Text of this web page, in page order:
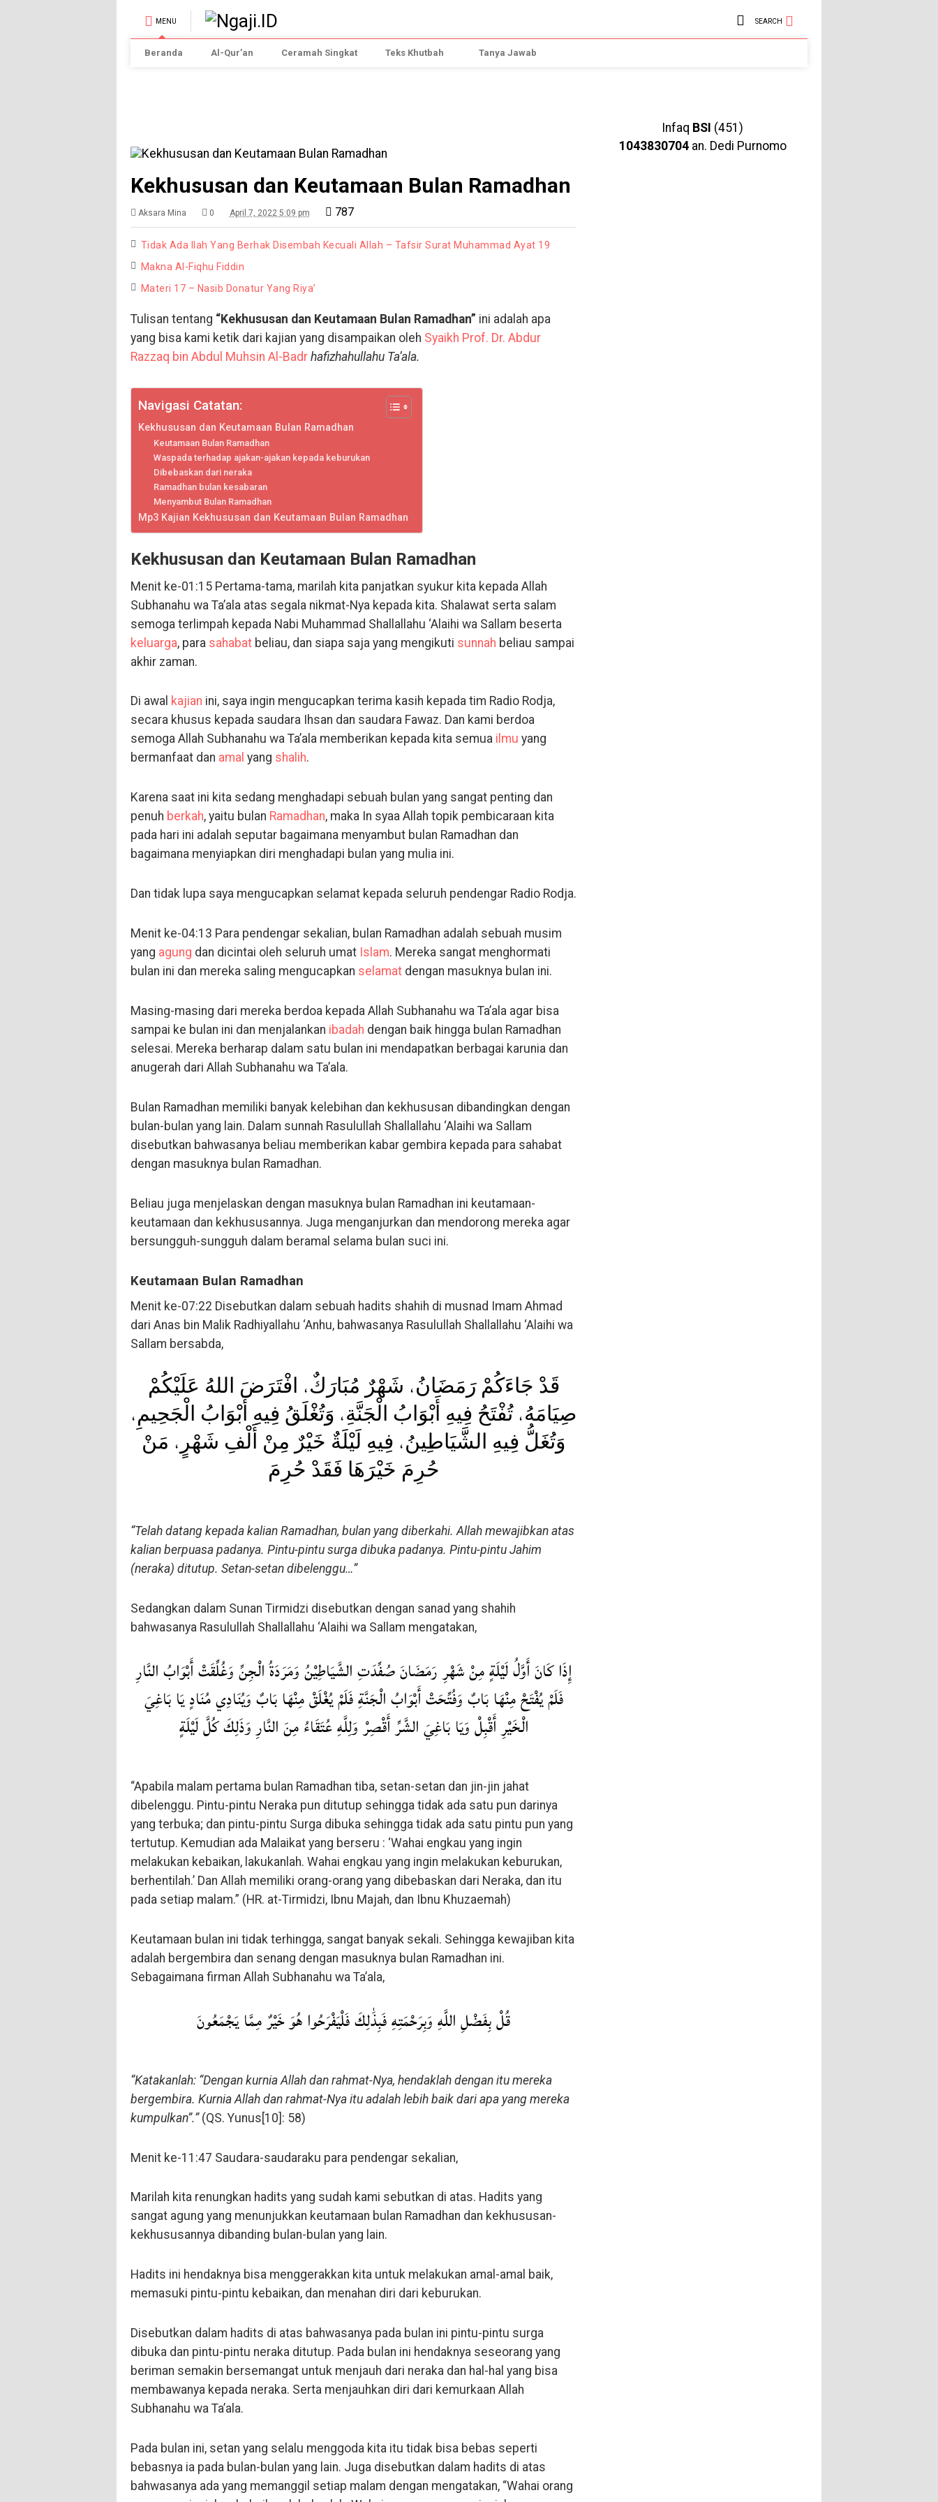
MENU SEARCH
Beranda Al-Qur’an Ceramah Singkat Teks Khutbah Tanya Jawab
Kekhususan dan Keutamaan Bulan Ramadhan
Aksara Mina 0 April 7, 2022 5:09 pm 787
Tidak Ada Ilah Yang Berhak Disembah Kecuali Allah – Tafsir Surat Muhammad Ayat 19
Makna Al-Fiqhu Fiddin
Materi 17 – Nasib Donatur Yang Riya’
Tulisan tentang “Kekhususan dan Keutamaan Bulan Ramadhan” ini adalah apa
yang bisa kami ketik dari kajian yang disampaikan oleh Syaikh Prof. Dr. Abdur
Razzaq bin Abdul Muhsin Al-Badr hafizhahullahu Ta’ala.
Navigasi Catatan:
Kekhususan dan Keutamaan Bulan Ramadhan
Keutamaan Bulan Ramadhan
Waspada terhadap ajakan-ajakan kepada keburukan
Dibebaskan dari neraka
Ramadhan bulan kesabaran
Menyambut Bulan Ramadhan
Mp3 Kajian Kekhususan dan Keutamaan Bulan Ramadhan
Kekhususan dan Keutamaan Bulan Ramadhan
Menit ke-01:15 Pertama-tama, marilah kita panjatkan syukur kita kepada Allah
Subhanahu wa Ta’ala atas segala nikmat-Nya kepada kita. Shalawat serta salam
semoga terlimpah kepada Nabi Muhammad Shallallahu ‘Alaihi wa Sallam beserta
keluarga, para sahabatbeliau, dan siapa saja yang mengikuti sunnah beliau sampai
akhir zaman.
Di awal kajian ini, saya ingin mengucapkan terima kasih kepada tim Radio Rodja,
secara khusus kepada saudara Ihsan dan saudara Fawaz. Dan kami berdoa
semoga Allah Subhanahu wa Ta’ala memberikan kepada kita semua ilmu yang
bermanfaat dan amal yang shalih.
Karena saat ini kita sedang menghadapi sebuah bulan yang sangat penting dan
penuh berkah, yaitu bulan Ramadhan, maka In syaa Allah topik pembicaraan kita
pada hari ini adalah seputar bagaimana menyambut bulan Ramadhan dan
bagaimana menyiapkan diri menghadapi bulan yang mulia ini.
Dan tidak lupa saya mengucapkan selamat kepada seluruh pendengar Radio Rodja.
Menit ke-04:13 Para pendengar sekalian, bulan Ramadhan adalah sebuah musim
yang agung dan dicintai oleh seluruh umat Islam. Mereka sangat menghormati
bulan ini dan mereka saling mengucapkan selamatdengan masuknya bulan ini.
Masing-masing dari mereka berdoa kepada Allah Subhanahu wa Ta’ala agar bisa
sampai ke bulan ini dan menjalankan ibadah dengan baik hingga bulan Ramadhan
selesai. Mereka berharap dalam satu bulan ini mendapatkan berbagai karunia dan
anugerah dari Allah Subhanahu wa Ta’ala.
Bulan Ramadhan memiliki banyak kelebihan dan kekhususan dibandingkan dengan
bulan-bulan yang lain. Dalam sunnah Rasulullah Shallallahu ‘Alaihi wa Sallam
disebutkan bahwasanya beliau memberikan kabar gembira kepada para sahabat
dengan masuknya bulan Ramadhan.
Beliau juga menjelaskan dengan masuknya bulan Ramadhan ini keutamaan-
keutamaan dan kekhususannya. Juga menganjurkan dan mendorong mereka agar
bersungguh-sungguh dalam beramal selama bulan suci ini.
Keutamaan Bulan Ramadhan
Menit ke-07:22 Disebutkan dalam sebuah hadits shahih di musnad Imam Ahmad
dari Anas bin Malik Radhiyallahu ‘Anhu, bahwasanya Rasulullah Shallallahu ‘Alaihi wa
Sallam bersabda,
ﻗَﺪْ ﺟَﺎﺀَﻛُﻢْ ﺭَﻣَﻀَﺎﻥُ، ﺷَﻬْﺮٌ ﻣُﺒَﺎﺭَﻙٌ، ﺍﻓْﺘَﺮَﺽَ ﺍﻟﻠﻪُ ﻋَﻠَﻴْﻜُﻢْ
ﺻِﻴَﺎﻣَﻪُ، ﺗُﻔْﺘَﺢُ ﻓِﻴﻪِ ﺃَﺑْﻮَﺍﺏُ ﺍﻟْﺠَﻨَّﺔِ، ﻭَﺗُﻐْﻠَﻖُ ﻓِﻴﻪِ ﺃَﺑْﻮَﺍﺏُ ﺍﻟْﺠَﺤِﻴﻢِ،
ﻭَﺗُﻐَﻞُّ ﻓِﻴﻪِ ﺍﻟﺸَّﻴَﺎﻃِﻴﻦُ، ﻓِﻴﻪِ ﻟَﻴْﻠَﺔٌ ﺧَﻴْﺮٌ ﻣِﻦْ ﺃَﻟْﻒِ ﺷَﻬْﺮٍ، ﻣَﻦْ
ﺣُﺮِﻡَ ﺧَﻴْﺮَﻫَﺎ ﻓَﻘَﺪْ ﺣُﺮِﻡَ
“Telah datang kepada kalian Ramadhan, bulan yang diberkahi. Allah mewajibkan atas
kalian berpuasa padanya. Pintu-pintu surga dibuka padanya. Pintu-pintu Jahim
(neraka) ditutup. Setan-setan dibelenggu…”
Sedangkan dalam Sunan Tirmidzi disebutkan dengan sanad yang shahih
bahwasanya Rasulullah Shallallahu ‘Alaihi wa Sallam mengatakan,
إِذَا كَانَ أَوَّلُ لَيْلَةٍ مِنْ شَهْرِ رَمَضَانَ صُفِّدَتِ الشَّيَاطِيْنُ وَمَرَدَةُ الْجِنِّ وَغُلِّقَتْ أَبْوَابُ النَّارِ
فَلَمْ يُفْتَحْ مِنْهَا بَابٌ وَفُتِّحَتْ أَبْوَابُ الْجَنَّةِ فَلَمْ يُغْلَقْ مِنْهَا بَابٌ وَيُنَادِي مُنَادٍ يَا بَاغِيَ
الْخَيْرِ أَقْبِلْ وَيَا بَاغِيَ الشَّرِّ أَقْصِرْ وَلِلَّهِ عُتَقَاءُ مِنَ النَّارِ وَذَلِكَ كُلَّ لَيْلَةٍ
“Apabila malam pertama bulan Ramadhan tiba, setan-setan dan jin-jin jahat
dibelenggu. Pintu-pintu Neraka pun ditutup sehingga tidak ada satu pun darinya
yang terbuka; dan pintu-pintu Surga dibuka sehingga tidak ada satu pintu pun yang
tertutup. Kemudian ada Malaikat yang berseru : ‘Wahai engkau yang ingin
melakukan kebaikan, lakukanlah. Wahai engkau yang ingin melakukan keburukan,
berhentilah.’ Dan Allah memiliki orang-orang yang dibebaskan dari Neraka, dan itu
pada setiap malam.” (HR. at-Tirmidzi, Ibnu Majah, dan Ibnu Khuzaemah)
Keutamaan bulan ini tidak terhingga, sangat banyak sekali. Sehingga kewajiban kita
adalah bergembira dan senang dengan masuknya bulan Ramadhan ini.
Sebagaimana firman Allah Subhanahu wa Ta’ala,
قُلْ بِفَضْلِ اللَّهِ وَبِرَحْمَتِهِ فَبِذَٰلِكَ فَلْيَفْرَحُوا هُوَ خَيْرٌ مِمَّا يَجْمَعُونَ
“Katakanlah: “Dengan kurnia Allah dan rahmat-Nya, hendaklah dengan itu mereka
bergembira. Kurnia Allah dan rahmat-Nya itu adalah lebih baik dari apa yang mereka
kumpulkan”.” (QS. Yunus[10]: 58)
Menit ke-11:47 Saudara-saudaraku para pendengar sekalian,
Marilah kita renungkan hadits yang sudah kami sebutkan di atas. Hadits yang
sangat agung yang menunjukkan keutamaan bulan Ramadhan dan kekhususan-
kekhususannya dibanding bulan-bulan yang lain.
Hadits ini hendaknya bisa menggerakkan kita untuk melakukan amal-amal baik,
memasuki pintu-pintu kebaikan, dan menahan diri dari keburukan.
Disebutkan dalam hadits di atas bahwasanya pada bulan ini pintu-pintu surga
dibuka dan pintu-pintu neraka ditutup. Pada bulan ini hendaknya seseorang yang
beriman semakin bersemangat untuk menjauh dari neraka dan hal-hal yang bisa
membawanya kepada neraka. Serta menjauhkan diri dari kemurkaan Allah
Subhanahu wa Ta’ala.
Pada bulan ini, setan yang selalu menggoda kita itu tidak bisa bebas seperti
bebasnya ia pada bulan-bulan yang lain. Juga disebutkan dalam hadits di atas
bahwasanya ada yang memanggil setiap malam dengan mengatakan, “Wahai orang
Infaq BSI (451)
1043830704an. Dedi Purnomo